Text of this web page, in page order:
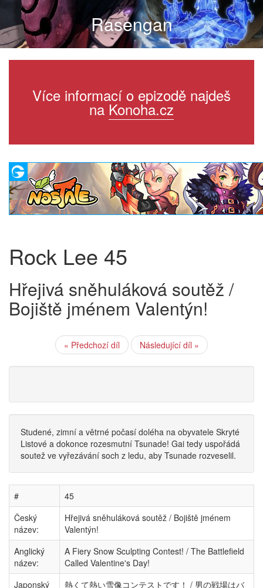
Rasengan
Více informací o epizodě najdeš
na Konoha.cz
Rock Lee 45
Hřejivá sněhuláková soutěž /
Bojiště jménem Valentýn!
« Předchozí díl Následující díl »
Studené, zimní a větrné počasí doléha na obyvatele Skryté
Listové a dokonce rozesmutní Tsunade! Gai tedy uspořádá
soutež ve vyřezávání soch z ledu, aby Tsunade rozveselil.
#
45
Český
název:
Hřejivá sněhuláková soutěž / Bojiště jménem
Valentýn!
Anglický
název:
A Fiery Snow Sculpting Contest! / The Battlefield
Called Valentine's Day!
Japonský
熱くて熱い雪像コンテストです！ / 男の戦場はバ